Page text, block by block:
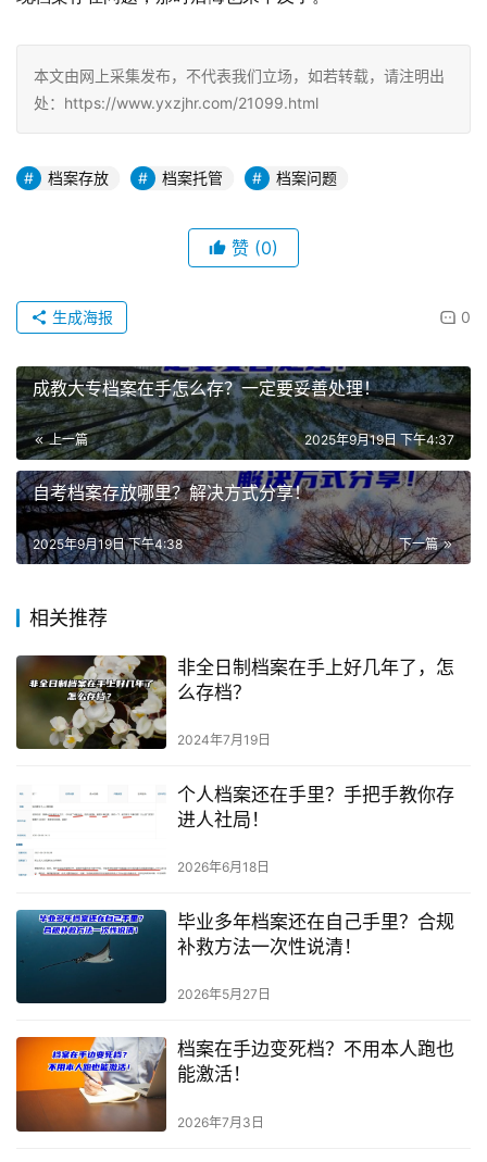
本文由网上采集发布，不代表我们立场，如若转载，请注明出
处：https://www.yxzjhr.com/21099.html
档案存放 档案托管 档案问题
赞 (0)
0
生成海报
成教大专档案在手怎么存？一定要妥善处理！
上一篇 2025年9月19日 下午4:37
自考档案存放哪里？解决方式分享！
下一篇
2025年9月19日 下午4:38
相关推荐
非全日制档案在手上好几年了，怎
么存档？
2024年7月19日
个人档案还在手里？手把手教你存
进人社局！
2026年6月18日
毕业多年档案还在自己手里？合规
补救方法一次性说清！
2026年5月27日
档案在手边变死档？不用本人跑也
能激活！
2026年7月3日